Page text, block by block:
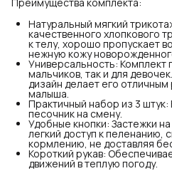
Натуральный мягкий
качественного хлопкового
к телу, хорошо пропускает
нежную кожу
Универсальность: Комплект
мальчиков, так и для
дизайн делает его
малыша.
Практичный набор из 3 штук:
песочник на смену.
Удобные кнопки: Застежки
легкий доступ к пеленанию,
кормлению, не доставляя
Короткий рукав:
движений в теплую погоду.